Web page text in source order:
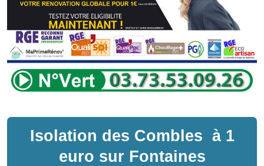
Isolation des Combles à 1
euro sur Fontaines